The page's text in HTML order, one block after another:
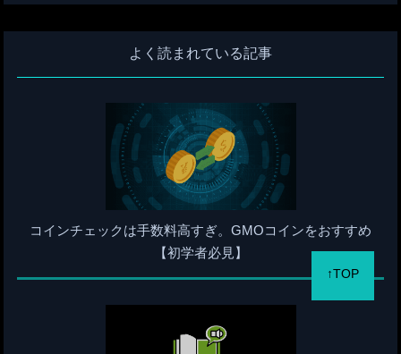
よく読まれている記事
コインチェックは手数料高すぎ。GMOコインをおすすめ
【初学者必見】
↑TOP